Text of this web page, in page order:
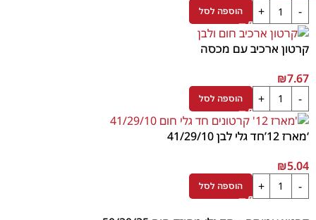
הוספה לסל
קרטון ארכיב עם מכסה
₪7.67
הוספה לסל
‘מארז 12’חד גלי לבן 41/29/10
₪5.04
הוספה לסל